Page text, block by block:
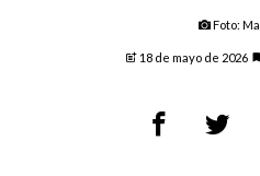
Foto:
18 de mayo de 2026